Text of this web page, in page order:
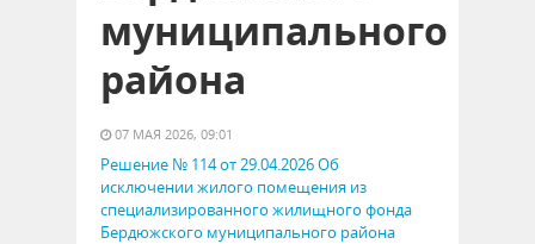
муниципального
района
07 МАЯ 2026, 09:01
Решение № 114 от 29.04.2026 Об
исключении жилого помещения из
специализированного жилищного фонда
Бердюжского муниципального района